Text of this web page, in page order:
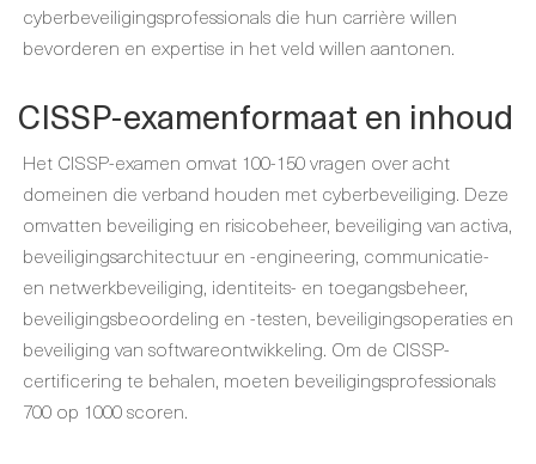
cyberbeveiligingsprofessionals die hun carrière willen
bevorderen en expertise in het veld willen aantonen.
CISSP-examenformaat en inhoud
Het CISSP-examen omvat 100-150 vragen over acht
domeinen die verband houden met cyberbeveiliging. Deze
omvatten beveiliging en risicobeheer, beveiliging van activa,
beveiligingsarchitectuur en -engineering, communicatie-
en netwerkbeveiliging, identiteits- en toegangsbeheer,
beveiligingsbeoordeling en -testen, beveiligingsoperaties en
beveiliging van softwareontwikkeling. Om de CISSP-
certificering te behalen, moeten beveiligingsprofessionals
700 op 1000 scoren.